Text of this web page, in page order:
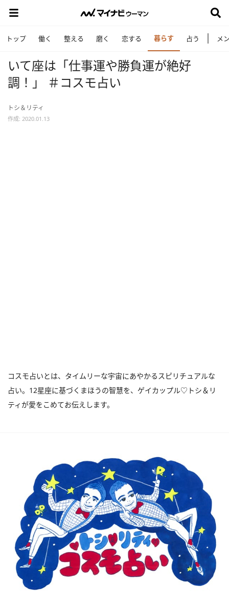
トップ 働く 整える 磨く 恋する 暮らす 占う メ
いて座は「仕事運や勝負運が絶好
調！」 ＃コスモ占い
トシ＆リティ
作成: 2020.01.13
コスモ占いとは、タイムリーな宇宙にあやかるスピリチュアルな
占い。12星座に基づくまほうの智慧を、ゲイカップル♡トシ＆リ
ティが愛をこめてお伝えします。